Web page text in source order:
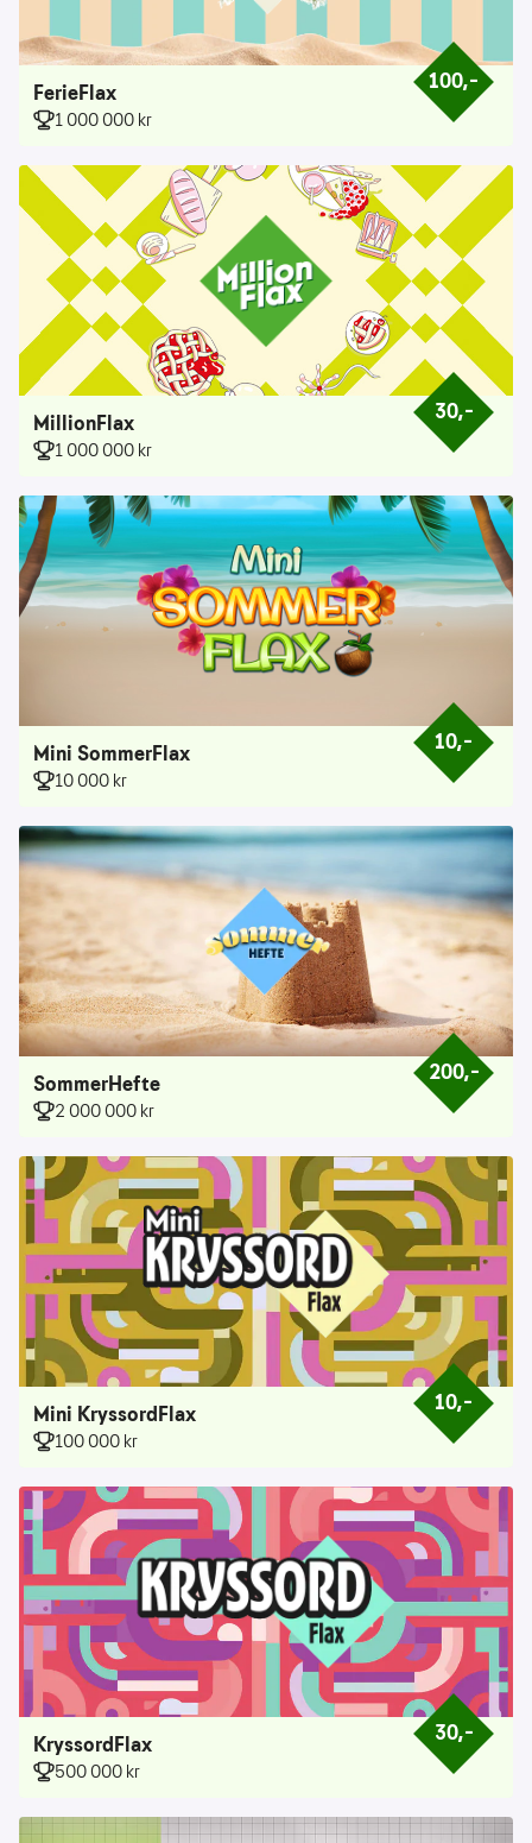
Prisen er
100,–
FerieFlax
1 000 000 kr
Prisen er
30,–
MillionFlax
1 000 000 kr
Prisen er
10,–
Mini SommerFlax
10 000 kr
Prisen er
200,–
SommerHefte
2 000 000 kr
Prisen er
10,–
Mini KryssordFlax
100 000 kr
Prisen er
30,–
KryssordFlax
500 000 kr